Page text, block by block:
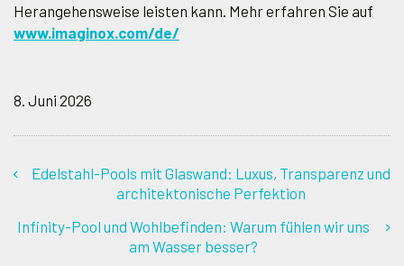
Herangehensweise leisten kann. Mehr erfahren Sie auf
www.imaginox.com/de/
8. Juni 2026
Edelstahl-Pools mit Glaswand: Luxus, Transparenz und
architektonische Perfektion
Infinity-Pool und Wohlbefinden: Warum fühlen wir uns
am Wasser besser?